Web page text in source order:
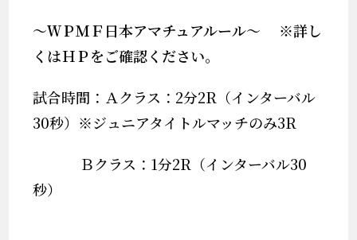
～ＷＰＭＦ日本アマチュアルール～
※詳し
くはＨＰをご確認ください。
試合時間：Ａクラス： 2分2R （インターバル
30秒）※ジュニアタイトルマッチのみ3R
Ｂクラス： 1分2R （インターバル30
秒）